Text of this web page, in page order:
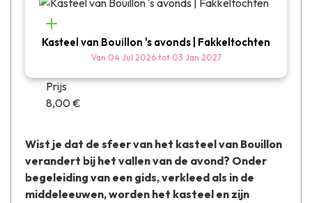
Kasteel van Bouillon 's avonds | Fakkeltochten
Van 04 Jul 2026 tot 03 Jan 2027
Prijs
8,00 €
Wist je dat de sfeer van het kasteel van Bouillon
verandert bij het vallen van de avond? Onder
begeleiding van een gids, verkleed als in de
middeleeuwen, worden het kasteel en zijn